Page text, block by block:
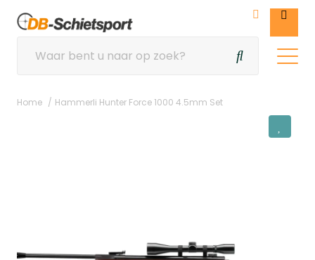
Home Hammerli Hunter Force 1000 4.5mm Set